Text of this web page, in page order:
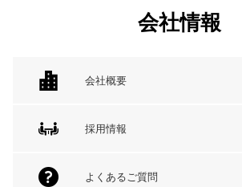
会社情報
会社概要
採用情報
よくあるご質問